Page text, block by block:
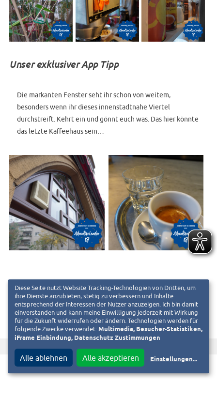
Unser exklusiver App Tipp
Die markanten Fenster seht ihr schon von weitem,
besonders wenn ihr dieses innenstadtnahe Viertel
durchstreift. Kehrt ein und gönnt euch was. Das hier könnte
das letzte Kaffeehaus sein…
Diesen Beitrag teilen auf f T
Diese Seite nutzt Website Tracking-Technologien von Dritten, um
ihre Dienste anzubieten, stetig zu verbessern und Inhalte
entsprechend der Interessen der Nutzer anzuzeigen. Ich bin damit
einverstanden und kann meine Einwilligung jederzeit mit Wirkung
für die Zukunft widerrufen oder ändern. Technologien werden für
folgende Zwecke verwendet: Multimedia, Besucher-Statistiken,
iFrame Einbindung, Datenschutz Zustimmungen
Alle ablehnen Alle akzeptieren Einstellungen...